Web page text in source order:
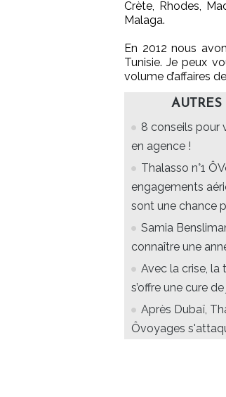
Crète, Rhodes,
Malaga.
En 2012 nous
Tunisie. Je peux
volume d’affaires
AUTRES
8 conseils pour
en agence !
Thalasso n°1
engagements
sont une chance
Samia
connaître une
Avec la crise, la
s’offre une cure
Après Dubaï,
Ôvoyages